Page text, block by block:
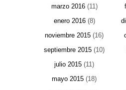
marzo 2016(11)
enero 2016(8)
noviembre 2015 (16)
septiembre 2015 (10)
julio 2015 (11)
mayo 2015 (18)